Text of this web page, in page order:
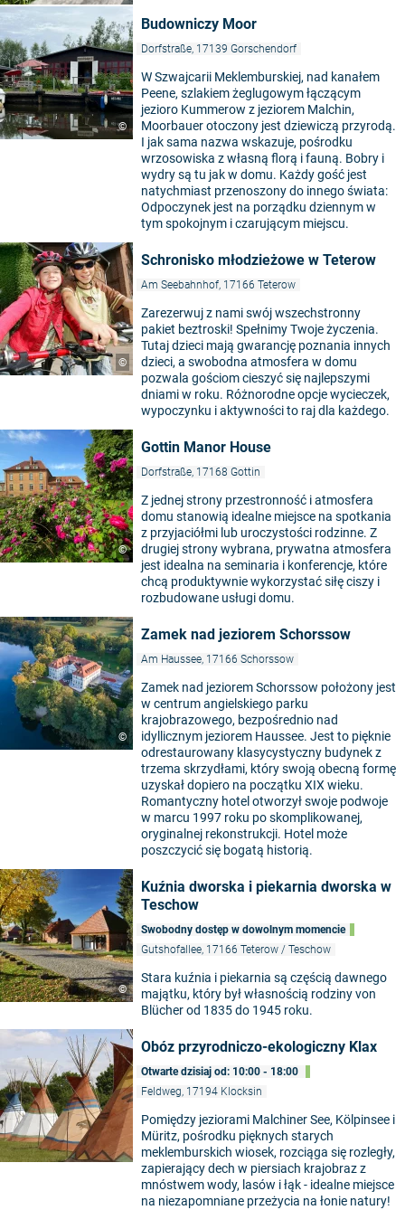
©
Budowniczy Moor
Dorfstraße, 17139 Gorschendorf
W Szwajcarii Meklemburskiej, nad kanałem
Peene, szlakiem żeglugowym łączącym
jezioro Kummerow z jeziorem Malchin,
Moorbauer otoczony jest dziewiczą przyrodą.
I jak sama nazwa wskazuje, pośrodku
wrzosowiska z własną florą i fauną. Bobry i
wydry są tu jak w domu. Każdy gość jest
natychmiast przenoszony do innego świata:
Odpoczynek jest na porządku dziennym w
tym spokojnym i czarującym miejscu.
©
Schronisko młodzieżowe w Teterow
Am Seebahnhof, 17166 Teterow
Zarezerwuj z nami swój wszechstronny
pakiet beztroski! Spełnimy Twoje życzenia.
Tutaj dzieci mają gwarancję poznania innych
dzieci, a swobodna atmosfera w domu
pozwala gościom cieszyć się najlepszymi
dniami w roku. Różnorodne opcje wycieczek,
wypoczynku i aktywności to raj dla każdego.
©
Gottin Manor House
Dorfstraße, 17168 Gottin
Z jednej strony przestronność i atmosfera
domu stanowią idealne miejsce na spotkania
z przyjaciółmi lub uroczystości rodzinne. Z
drugiej strony wybrana, prywatna atmosfera
jest idealna na seminaria i konferencje, które
chcą produktywnie wykorzystać siłę ciszy i
rozbudowane usługi domu.
©
Zamek nad jeziorem Schorssow
Am Haussee, 17166 Schorssow
Zamek nad jeziorem Schorssow położony jest
w centrum angielskiego parku
krajobrazowego, bezpośrednio nad
idyllicznym jeziorem Haussee. Jest to pięknie
odrestaurowany klasycystyczny budynek z
trzema skrzydłami, który swoją obecną formę
uzyskał dopiero na początku XIX wieku.
Romantyczny hotel otworzył swoje podwoje
w marcu 1997 roku po skomplikowanej,
oryginalnej rekonstrukcji. Hotel może
poszczycić się bogatą historią.
©
Kuźnia dworska i piekarnia dworska w
Teschow
Swobodny dostęp w dowolnym momencie
Gutshofallee, 17166 Teterow / Teschow
Stara kuźnia i piekarnia są częścią dawnego
majątku, który był własnością rodziny von
Blücher od 1835 do 1945 roku.
Obóz przyrodniczo-ekologiczny Klax
Otwarte dzisiaj od: 10:00 - 18:00
Feldweg, 17194 Klocksin
Pomiędzy jeziorami Malchiner See, Kölpinsee i
Müritz, pośrodku pięknych starych
meklemburskich wiosek, rozciąga się rozległy,
zapierający dech w piersiach krajobraz z
mnóstwem wody, lasów i łąk - idealne miejsce
na niezapomniane przeżycia na łonie natury!